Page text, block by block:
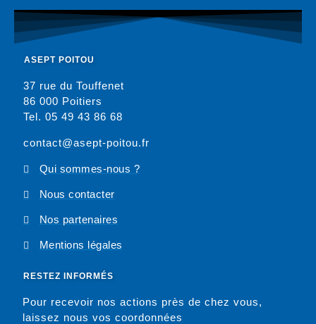
ASEPT POITOU
37 rue du Touffenet
86 000 Poitiers
Tel. 05 49 43 86 68
contact@asept-poitou.fr
Qui sommes-nous ?
Nous contacter
Nos partenaires
Mentions légales
RESTEZ INFORMÉS
Pour recevoir nos actions près de chez vous,
laissez nous vos coordonnées